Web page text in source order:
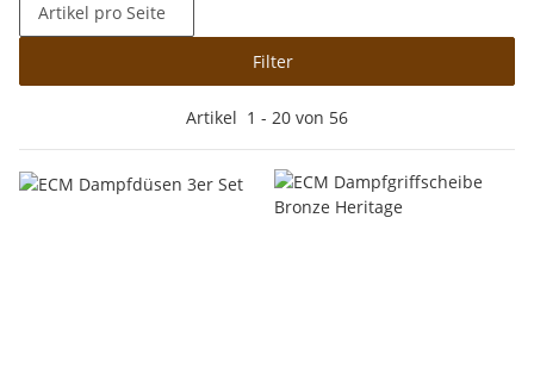
Filter
Artikel pro Seite
Artikel 1 - 20 von 56